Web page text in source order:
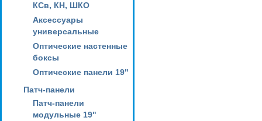
КСв, КН, ШКО
Аксессуары
универсальные
Оптические настенные
боксы
Оптические панели 19"
Патч-панели
Патч-панели
модульные 19"